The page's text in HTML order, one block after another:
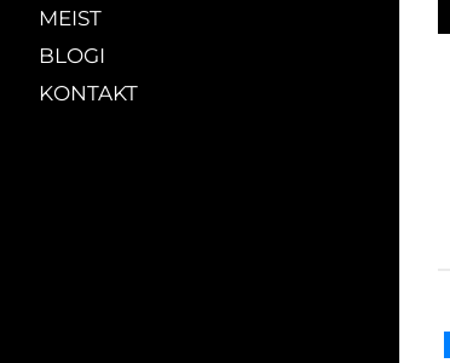
MEIST
BLOGI
KONTAKT